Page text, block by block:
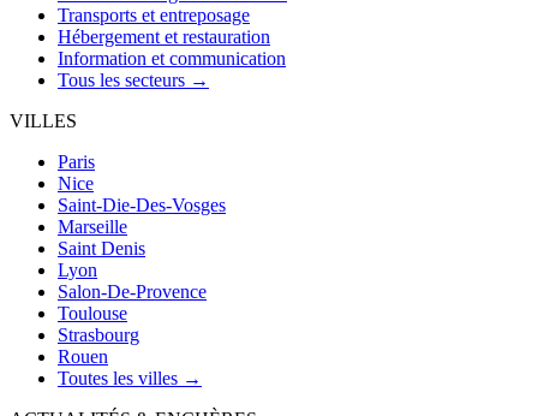
Transports et entreposage
Hébergement et restauration
Information et communication
Tous les secteurs →
VILLES
Paris
Nice
Saint-Die-Des-Vosges
Marseille
Saint Denis
Lyon
Salon-De-Provence
Toulouse
Strasbourg
Rouen
Toutes les villes →